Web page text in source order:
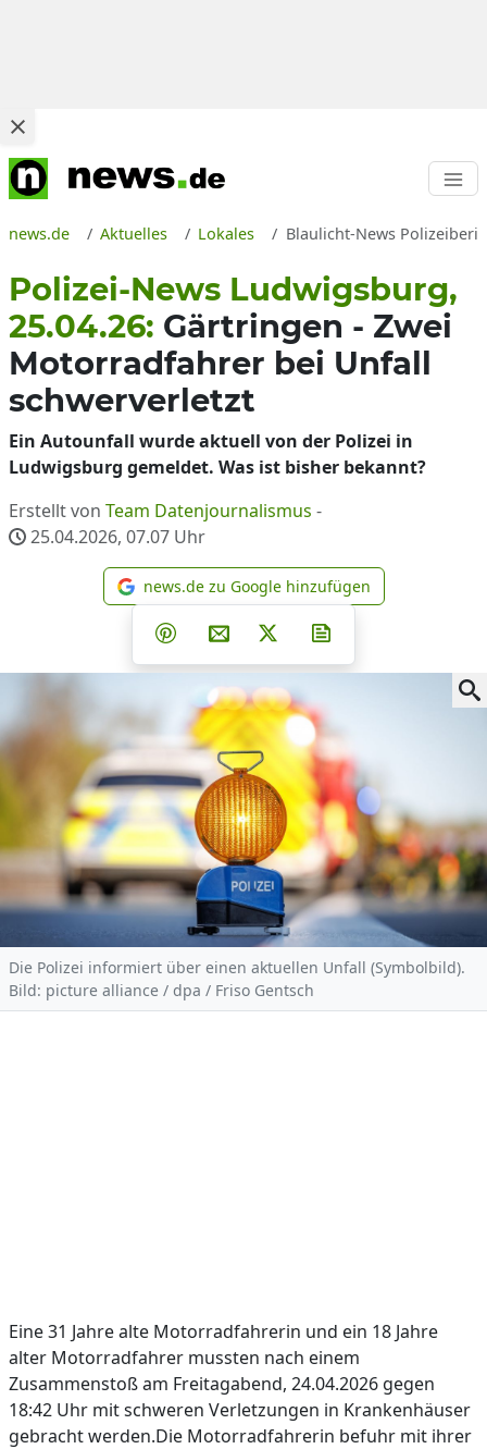
news.de Aktuelles Lokales Blaulicht-News
Polizei-News Ludwigsburg,
25.04.26: Gärtringen - Zwei
Motorradfahrer bei Unfall
schwerverletzt
Ein Autounfall wurde aktuell von der Polizei in
Ludwigsburg gemeldet. Was ist bisher bekannt?
Erstellt von Team Datenjournalismus -
25.04.2026, 07.07 Uhr
news.de zu Google
news.de zu Google hinzufügen
Teilen auf Facebook
Teilen auf Whatsapp
Teilen auf Telegram
Teilen auf Pinterest
Per E-Mail teilen
Post auf X
Die Polizei informiert über einen aktuellen Unfall (Symbolbild).
Bild: picture alliance / dpa / Friso Gentsch
Eine 31 Jahre alte Motorradfahrerin und ein 18 Jahre
alter Motorradfahrer mussten nach einem
Zusammenstoß am Freitagabend, 24.04.2026 gegen
18:42 Uhr mit schweren Verletzungen in Krankenhäuser
gebracht werden.Die Motorradfahrerin befuhr mit ihrer